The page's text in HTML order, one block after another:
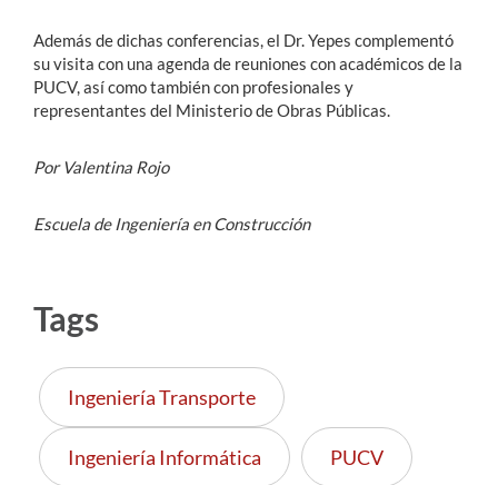
Además de dichas conferencias, el Dr. Yepes complementó
su visita con una agenda de reuniones con académicos de la
PUCV, así como también con profesionales y
representantes del Ministerio de Obras Públicas.
Por Valentina Rojo
Escuela de Ingeniería en Construcción
Tags
Ingeniería Transporte
Ingeniería Informática PUCV